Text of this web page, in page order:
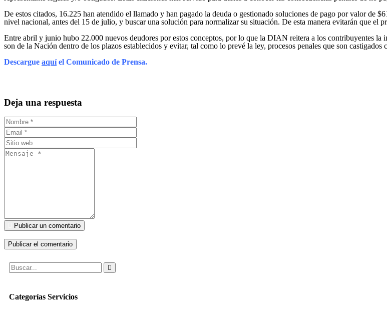
De estos citados, 16.225 han atendido el llamado y han pagado la deuda o gestionado soluciones de pago por valor de
nivel nacional, antes del 15 de julio, y buscar una solución para normalizar su situación. De esta manera evitarán que el
Entre abril y junio hubo 22.000 nuevos deudores por estos conceptos, por lo que la DIAN reitera a los contribuyentes
son de la Nación dentro de los plazos establecidos y evitar, tal como lo prevé la ley, procesos penales que son
Descargue aquí el Comunicado de Prensa.
Deja una respuesta
Publicar un comentario
Categorías Servicios